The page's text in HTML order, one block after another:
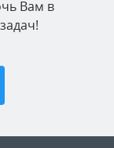
Вам в